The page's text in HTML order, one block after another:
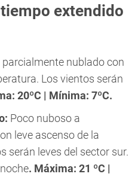
extendido
parcialmente nublado con
Los vientos serán
20ºC | Mínima: 7ºC.
Poco nuboso a
leve ascenso de la
serán leves del sector sur.
. Máxima: 21 ºC |